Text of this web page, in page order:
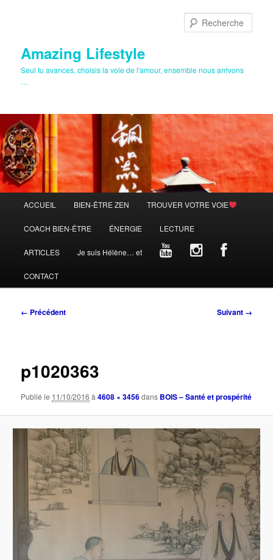
Amazing Lifestyle
Seul tu avances, choisis la voie de l'amour, ensemble nous arrivons
…
principal
ACCUEIL BIEN-ÊTRE ZEN TROUVER VOTRE VOIE
COACH BIEN-ÊTRE ÉNERGIE LECTURE
ARTICLES Je suis Hélène… et
CONTACT
Navigation
← Précédent Suivant →
p1020363
Publié le 11/10/2016 à4608 × 3456dans BOIS – Santé et prospérité